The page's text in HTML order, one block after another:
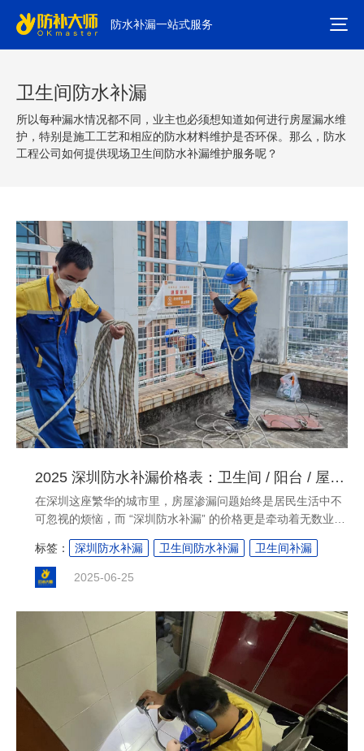
防水补漏一站式服务
卫生间防水补漏
所以每种漏水情况都不同，业主也必须想知道如何进行房屋漏水维
护，特别是施工工艺和相应的防水材料维护是否环保。那么，防水
工程公司如何提供现场卫生间防水补漏维护服务呢？
2025 深圳防水补漏价格表：卫生间 / 阳台 / 屋顶维修费用明细
在深圳这座繁华的城市里，房屋渗漏问题始终是居民生活中不
可忽视的烦恼，而 “深圳防水补漏” 的价格更是牵动着无数业主
的心弦。2025 年，随着材料技术的更新与市场环境的变化，
深圳各区域防水补漏的费用呈现出怎样的态势？本文将针对卫
生间、阳台、屋顶三大高频渗漏场景，结合最新市场调研数
据，为你呈现一份详细的价格明细，助你在房屋维修时做到心
标签： 深圳防水补漏 卫生间防水补漏 卫生间补漏
2025-06-25